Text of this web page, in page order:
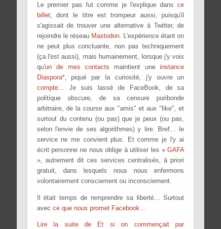
Le premier pas fut comme je l'explique dansce
billet, dont le titre est trompeur aussi, puisqu'il
s'agissait de trouver une alternative à Twitter, de
rejoindre le réseau Mastodon . L'expérience étant on
ne peut plus concluante, non pas techniquement
(ça l'est aussi), mais humainement, lorsque j'y vois
qu'un de mes contacts maintient uneinstance
Diaspora*, piqué par la curiosité, j'y ouvre un
compte… Je suis lassé de FaceBook, de sa
politique obscure, de sa censure puribonde
arbitraire, de la course aux "amis" et aux "like", et
surtout du contenu (ou pas) que je peux (ou pas,
selon l'envie de ses algorithmes) y lire. Bref… le
service ne me convient plus. Et comme je l'y ai
écrit personne ne nous oblige à utiliser les «GAFA
», autrement dit ces services centralisés, à priori
gratuit, dans lesquels nous nous enfermons
volontairement consciement ou inconsciement.
Il était temps de remprendre sa liberté… Surtout
avec ce que nous promet Facebook
Lire la suite de Et si on commençait par